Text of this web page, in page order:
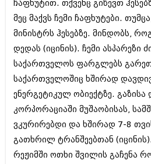
(157)
დეკემბერი 2010 (881)
ნოემბერი 2010 (422)
ოქტომბერი 2010 (341)
სექტემბერი 2010 (449)
აგვისტო 2010 (461)
ივლისი 2010 (556)
ივნისი 2010 (685)
მაისი 2010 (232)
აპრილი 2010 (229)
მარტი 2010 (454)
თებერვალი 2010 (421)
დეკემბერი 2009 (510)
ჩაფხუტით. თქვენც გიწევთ
მეც მაქვს ჩემი ჩაფხუტები.
მინისტრს ჰესებზე. მინდობს,
დედას (იცინის). ჩემი ასპარეზი
საქართველოს ფარგლებს
საქართველოშიც ხშირად
ენერგეტიკულ ობიექტზე. გაზისა
კორპორაციაში მუშაობისას,
ვკურირებდი და ხშირად 7-8
გათხრილ ტრანშეებთან
რეჟიმში ოთხი შვილის გაჩენა